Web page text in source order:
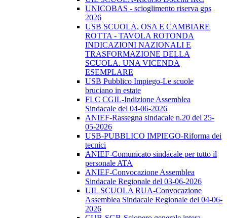
UNICOBAS - scioglimento riserva gps
2026
USB SCUOLA, OSA E CAMBIARE
ROTTA - TAVOLA ROTONDA
INDICAZIONI NAZIONALI E
TRASFORMAZIONE DELLA
SCUOLA. UNA VICENDA
ESEMPLARE
USB Pubblico Impiego-Le scuole
bruciano in estate
FLC CGIL-Indizione Assemblea
Sindacale del 04-06-2026
ANIEF-Rassegna sindacale n.20 del 25-
05-2026
USB-PUBBLICO IMPIEGO-Riforma dei
tecnici
ANIEF-Comunicato sindacale per tutto il
personale ATA
ANIEF-Convocazione Assemblea
Sindacale Regionale del 03-06-2026
UIL SCUOLA RUA-Convocazione
Assemblea Sindacale Regionale del 04-06-
2026